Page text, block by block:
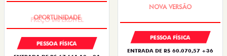
PESSOA FÍSICA
PESSOA FÍSICA
ENTRADA DE R$ 60.070,57 +36